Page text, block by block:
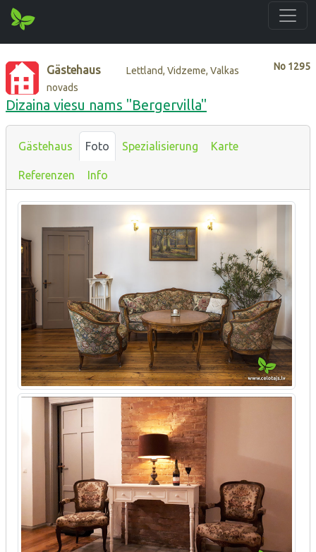
No 1295
Gästehaus
Lettland, Vidzeme, Valkas
novads
Dizaina viesu nams "Bergervilla"
Gästehaus Foto Spezialisierung Karte
Referenzen Info